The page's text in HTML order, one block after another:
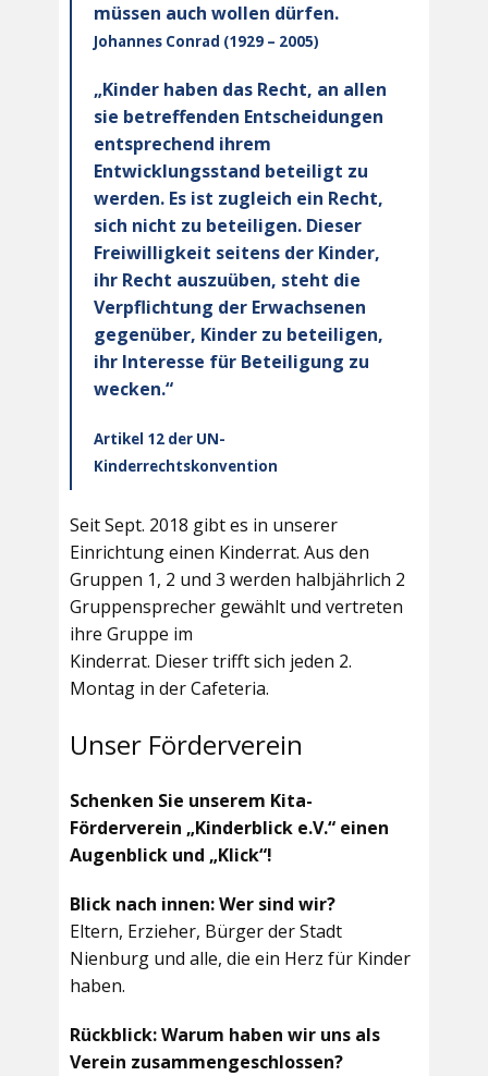
müssen auch wollen dürfen.
Johannes Conrad (1929 – 2005)
„Kinder haben das Recht, an allen
sie betreffenden Entscheidungen
entsprechend ihrem
Entwicklungsstand beteiligt zu
werden. Es ist zugleich ein Recht,
sich nicht zu beteiligen. Dieser
Freiwilligkeit seitens der Kinder,
ihr Recht auszuüben, steht die
Verpflichtung der Erwachsenen
gegenüber, Kinder zu beteiligen,
ihr Interesse für Beteiligung zu
wecken.“
Artikel 12 der UN-
Kinderrechtskonvention
Seit Sept. 2018 gibt es in unserer
Einrichtung einen Kinderrat. Aus den
Gruppen 1, 2 und 3 werden halbjährlich 2
Gruppensprecher gewählt und vertreten
ihre Gruppe im
Kinderrat. Dieser trifft sich jeden 2.
Montag in der Cafeteria.
Unser Förderverein
Schenken Sie unserem Kita-
Förderverein „Kinderblick e.V.“ einen
Augenblick und „Klick“!
Blick nach innen: Wer sind wir?
Eltern, Erzieher, Bürger der Stadt
Nienburg und alle, die ein Herz für Kinder
haben.
Rückblick: Warum haben wir uns als
Verein zusammengeschlossen?